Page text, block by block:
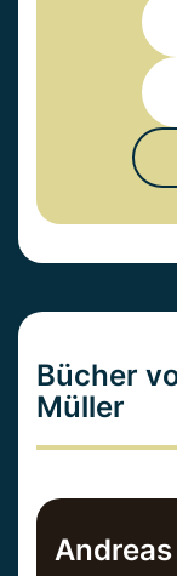
Bücher
Müller
Andreas